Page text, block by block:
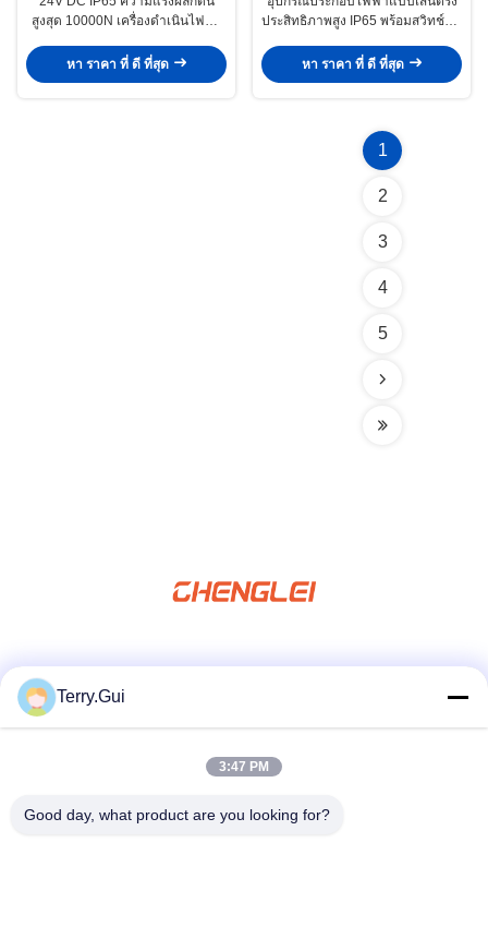
สูงสุด 10000N เครื่องดําเนินไฟฟ้า
หา ราคา ที่ ดี ที่สุด
ประสิทธิภาพสูง IP65 พร้อมสวิทช์ขีด
อุตสาหกรรม
หา ราคา ที่ ดี ที่สุด
1
2
3
4
5
ติดต่อเร็ว
โทรศัพท์
Terry.Gui
3:47 PM
Good day, what product are you looking for?